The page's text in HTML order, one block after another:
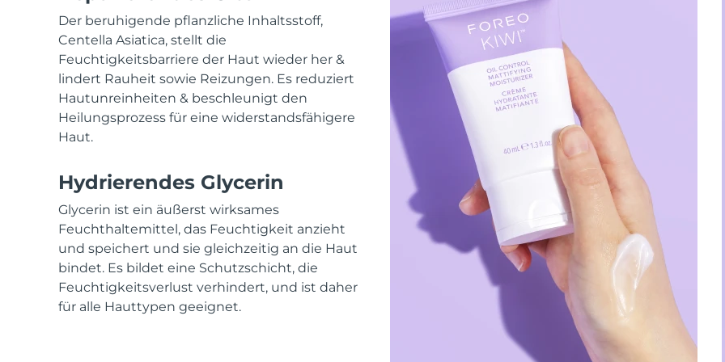
Der beruhigende pflanzliche Inhaltsstoff,
Centella Asiatica, stellt die
Feuchtigkeitsbarriere der Haut wieder her &
lindert Rauheit sowie Reizungen. Es reduziert
Hautunreinheiten & beschleunigt den
Heilungsprozess für eine widerstandsfähigere
Haut.
Hydrierendes Glycerin
Glycerin ist ein äußerst wirksames
Feuchthaltemittel, das Feuchtigkeit anzieht
und speichert und sie gleichzeitig an die Haut
bindet. Es bildet eine Schutzschicht, die
Feuchtigkeitsverlust verhindert, und ist daher
für alle Hauttypen geeignet.
KIWI™ skincare
Advanced pore care essentials
Serum
For healthy hair
issa™ Teeth Whitening Gel
18% PAP
Kosmetik
Männer
FOREO APP
ÜBER